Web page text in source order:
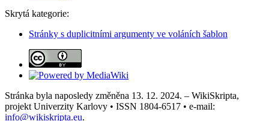
Skrytá kategorie:
Stránky s duplicitními argumenty ve voláních šablon
Stránka byla naposledy změněna 13. 12. 2024. – WikiSkripta,
projekt Univerzity Karlovy • ISSN 1804-6517 • e-mail:
info@wikiskripta.eu.